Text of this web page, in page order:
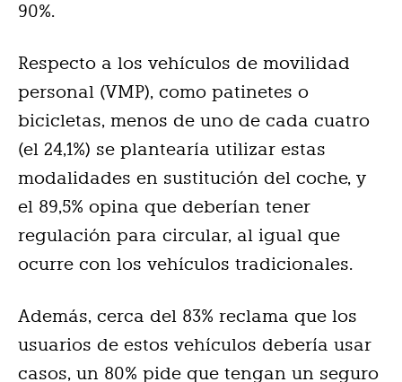
90%.
Respecto a los vehículos de movilidad
personal (VMP), como patinetes o
bicicletas, menos de uno de cada cuatro
(el 24,1%) se plantearía utilizar estas
modalidades en sustitución del coche, y
el 89,5% opina que deberían tener
regulación para circular, al igual que
ocurre con los vehículos tradicionales.
Además, cerca del 83% reclama que los
usuarios de estos vehículos debería usar
casos, un 80% pide que tengan un seguro